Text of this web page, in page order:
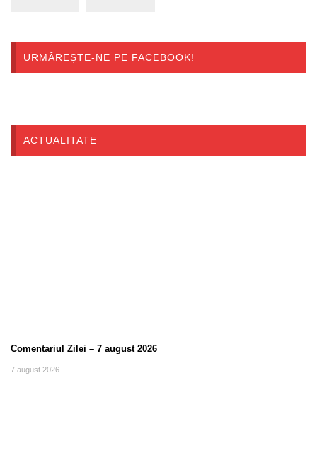
URMĂREȘTE-NE PE FACEBOOK!
ACTUALITATE
Comentariul Zilei – 7 august 2026
7 august 2026